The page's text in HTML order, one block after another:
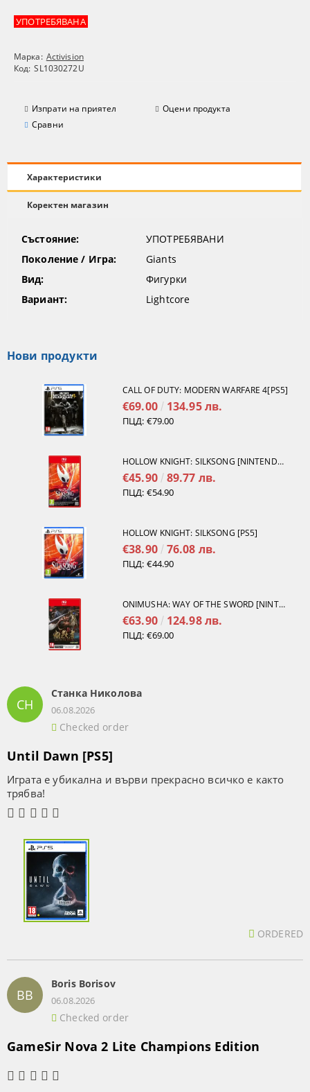
УПОТРЕБЯВАНА
Марка: Activision
Код: SL1030272U
Изпрати на приятел
Оцени продукта
Сравни
Характеристики
Коректен магазин
Състояние:
УПОТРЕБЯВАНИ
Поколение / Игра:
Giants
Вид:
Фигурки
Вариант:
Lightcore
Нови продукти
CALL OF DUTY: MODERN WARFARE 4[PS5]
€69.00 134.95 лв.
ПЦД: €79.00
HOLLOW KNIGHT: SILKSONG [NINTENDO SWITCH 2]
€45.90 89.77 лв.
ПЦД: €54.90
HOLLOW KNIGHT: SILKSONG [PS5]
€38.90 76.08 лв.
ПЦД: €44.90
ONIMUSHA: WAY OF THE SWORD [NINTENDO SWITCH 2]
€63.90 124.98 лв.
ПЦД: €69.00
СН
Станка Николова
06.08.2026
Checked order
Until Dawn [PS5]
Играта е убикална и върви прекрасно всичко е както
трябва!
ORDERED
BB
Boris Borisov
06.08.2026
Checked order
GameSir Nova 2 Lite Champions Edition